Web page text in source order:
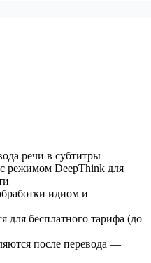
речи в субтитры
режимом DeepThink для
идиом и
для бесплатного тарифа (до
после перевода —